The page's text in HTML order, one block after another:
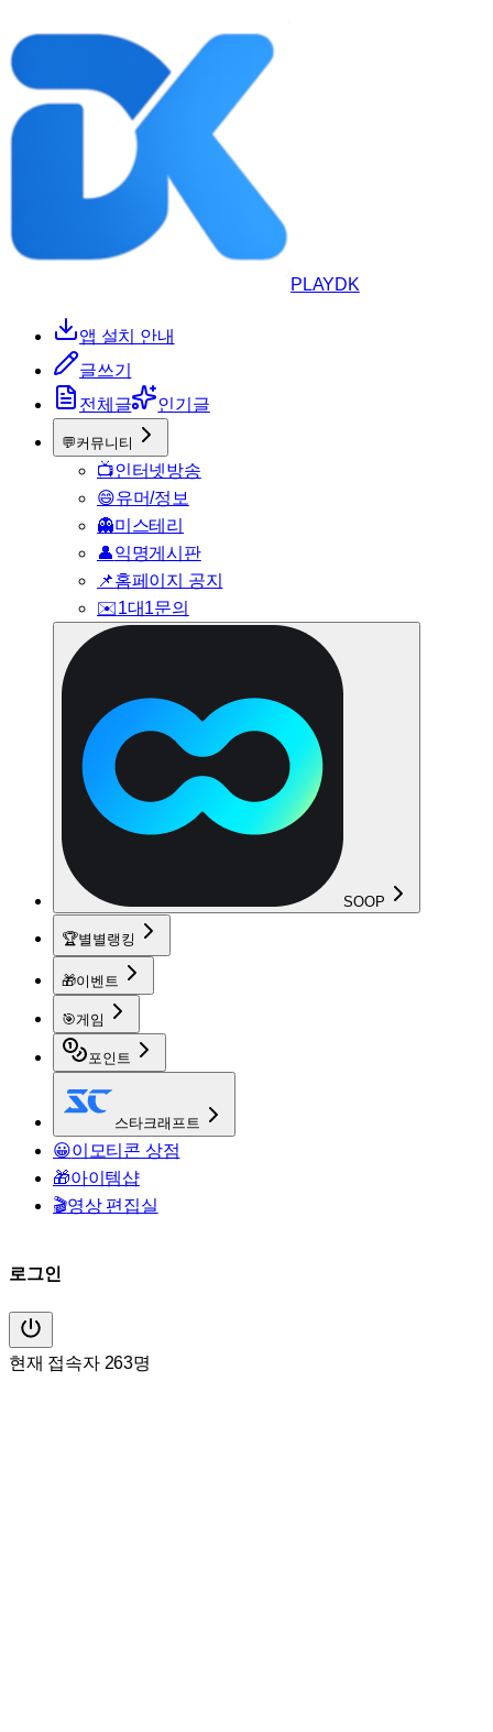
PLAYDK
앱 설치 안내
글쓰기
전체글
인기글
💬커뮤니티
📺인터넷방송
😄유머/정보
👻미스테리
👤익명게시판
📌홈페이지 공지
✉️1대1문의
SOOP
🏆별별랭킹
🎁이벤트
🎯게임
포인트
스타크래프트
😀이모티콘 상점
🎁아이템샵
🎬영상 편집실
로그인
현재 접속자 263명